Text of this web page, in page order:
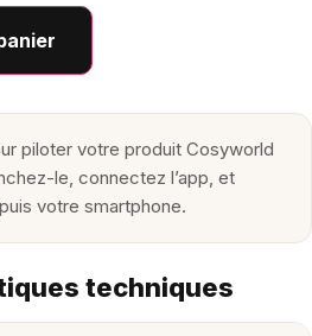
piloter votre produit Cosyworld
le, connectez l’app, et
votre smartphone.
techniques